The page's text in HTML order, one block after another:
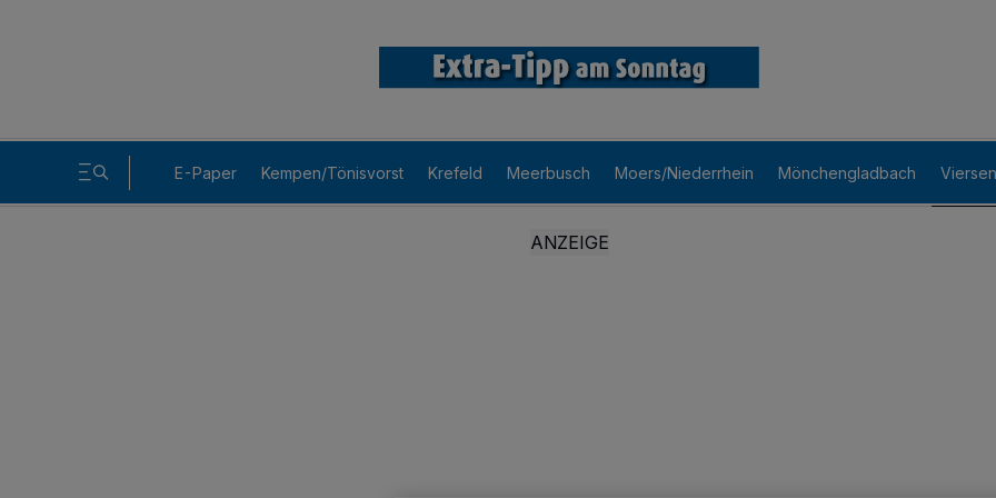
E-Paper Kempen/Tönisvorst Krefeld Meerbusch Moers/Niederrhein Mönchengladbach Viersen